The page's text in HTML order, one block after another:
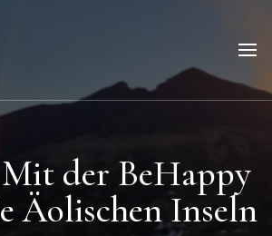
Mit der BeHappy
Äolischen Inseln